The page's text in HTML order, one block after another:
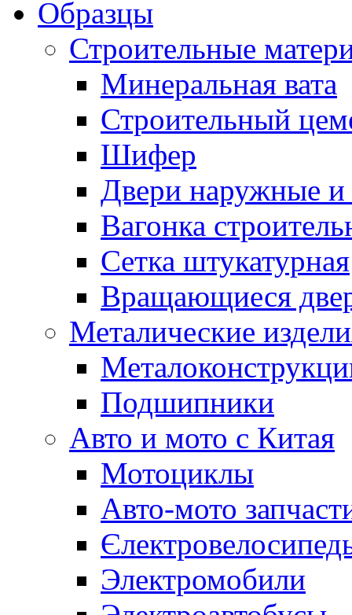
Образцы
Строительные
Минеральная вата
Строительный
Шифер
Двери наружные и
Вагонка
Сетка штукатурная
Вращающиеся
Металические
Подшипники
Авто и мото с Китая
Мотоциклы
Авто-мото
Электромобили